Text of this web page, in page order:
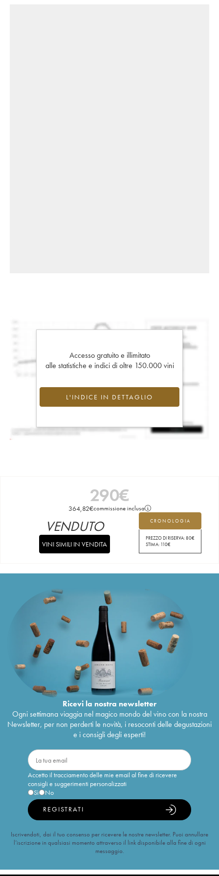
Accesso gratuito e illimitato
alle statistiche e indici di oltre 150.000 vini
L'INDICE IN DETTAGLIO
290€
364,82€commissione inclusa
CRONOLOGIA
PREZZO DI RISERVA:80€
STIMA: 110€
VENDUTO
VINI SIMILI IN VENDITA
Ricevi la nostra newsletter
Ogni settimana viaggia nel magico mondo del vino con la nostra
Newsletter, per non perderti le novità, i resoconti delle degustazioni
e i consigli degli esperti!
Accetto il tracciamento delle mie email al fine di ricevere
consigli e suggerimenti personalizzati
Sì
No
REGISTRATI
Iscrivendoti, dai il tuo consenso per ricevere le nostre newsletter. Puoi annullare
l’iscrizione in qualsiasi momento attraverso il link disponibile alla fine di ogni
messaggio.